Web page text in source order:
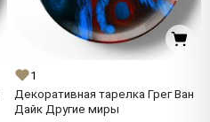
1
Декоративная тарелка Грег Ван
Дайк Другие миры